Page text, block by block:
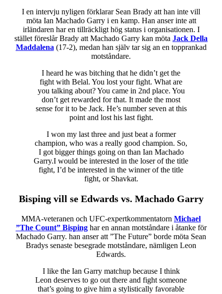
I en intervju nyligen förklarar Sean Brady att han inte vill
möta Ian Machado Garry i en kamp. Han anser inte att
irländaren har en tillräckligt hög status i organisationen. I
stället föreslår Brady att Machado Garry kan möta Jack Della
Maddalena (17-2), medan han själv tar sig an en topprankad
motståndare.
I heard he was bitching that he didn’t get the
fight with Belal. You lost your fight. What are
you talking about? You came in 2nd place. You
don’t get rewarded for that. It made the most
sense for it to be Jack. He’s number seven at this
point and lost his last fight.
I won my last three and just beat a former
champion, who was a really good champion. So,
I got bigger things going on than Ian Machado
Garry.I would be interested in the loser of the title
fight, I’d be interested in the winner of the title
fight, or Shavkat.
Bisping vill se Edwards vs. Machado Garry
MMA-veteranen och UFC-expertkommentatorn Michael
”The Count” Bispinghar en annan motståndare i åtanke för
Machado Garry. han anser att ”The Future” borde möta Sean
Bradys senaste besegrade motståndare, nämligen Leon
Edwards.
I like the Ian Garry matchup because I think
Leon deserves to go out there and fight someone
that’s going to give him a stylistically favorable